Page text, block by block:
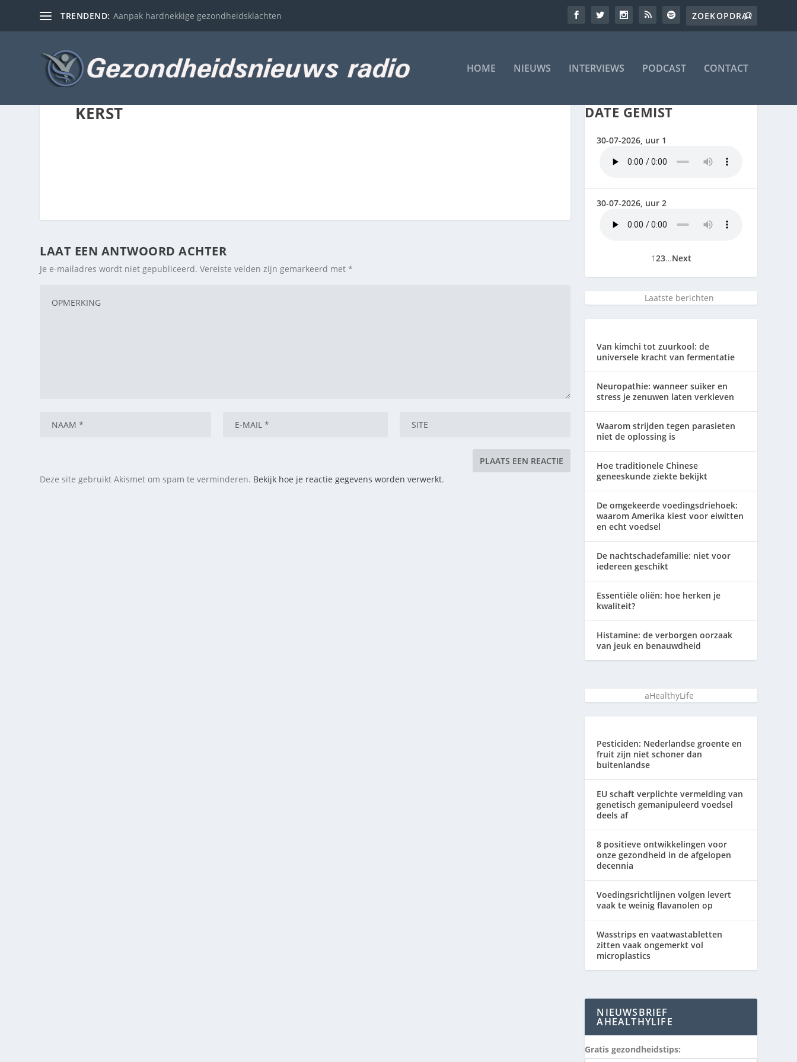
TRENDEND: Aanpak hardnekkige gezondheidsklachten
HOME NIEUWS INTERVIEWS PODCAST CONTACT
KERST
LAAT EEN ANTWOORD ACHTER
Je e-mailadres wordt niet gepubliceerd. Vereiste velden zijn gemarkeerd met*
Deze site gebruikt Akismet om spam te verminderen. Bekijk hoe je reactie gegevens worden verwerkt.
DATE GEMIST
30-07-2026, uur 1
30-07-2026, uur 2
123…Next
Laatste berichten
Van kimchi tot zuurkool: de
universele kracht van fermentatie
Neuropathie: wanneer suiker en
stress je zenuwen laten verkleven
Waarom strijden tegen parasieten
niet de oplossing is
Hoe traditionele Chinese
geneeskunde ziekte bekijkt
De omgekeerde voedingsdriehoek:
waarom Amerika kiest voor eiwitten
en echt voedsel
De nachtschadefamilie: niet voor
iedereen geschikt
Essentiële oliën: hoe herken je
kwaliteit?
Histamine: de verborgen oorzaak
van jeuk en benauwdheid
aHealthyLife
Pesticiden: Nederlandse groente en
fruit zijn niet schoner dan
buitenlandse
EU schaft verplichte vermelding van
genetisch gemanipuleerd voedsel
deels af
8 positieve ontwikkelingen voor
onze gezondheid in de afgelopen
decennia
Voedingsrichtlijnen volgen levert
vaak te weinig flavanolen op
Wasstrips en vaatwastabletten
zitten vaak ongemerkt vol
microplastics
NIEUWSBRIEF
AHEALTHYLIFE
Gratis gezondheidstips: